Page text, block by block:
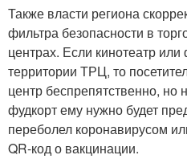
Также власти региона
фильтра безопасности в
центрах. Если кинотеатр
территории ТРЦ, то
центр беспрепятственно, но
фудкорт ему нужно будет
переболел коронавирусом
QR-код о вакцинации.